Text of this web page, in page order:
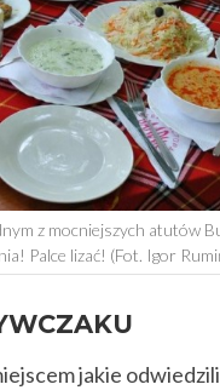
z mocniejszych atutów
Palce lizać! (Fot. Igor
jakie